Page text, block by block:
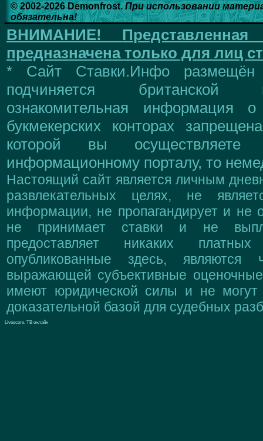
© 2002-2026 Demonfrost.При использовании
обязательна!
ВНИМАНИЕ!
предназначена только для лиц
* Сайт Ставки.Инфо размещён
подчиняется британской
ознакомительная информация
букмекерских конторах
которой вы
информационному порталу, то
Настоящий сайт является личным
развлекательных целях, не
информации, не пропагандирует и не
не принимает ставки и не
предоставляет никаких
опубликованные здесь, являются
выражающей субъективные
имеют юридической силы и не могут
доказательной базой для судебных
Livescore, ТВ онлайн